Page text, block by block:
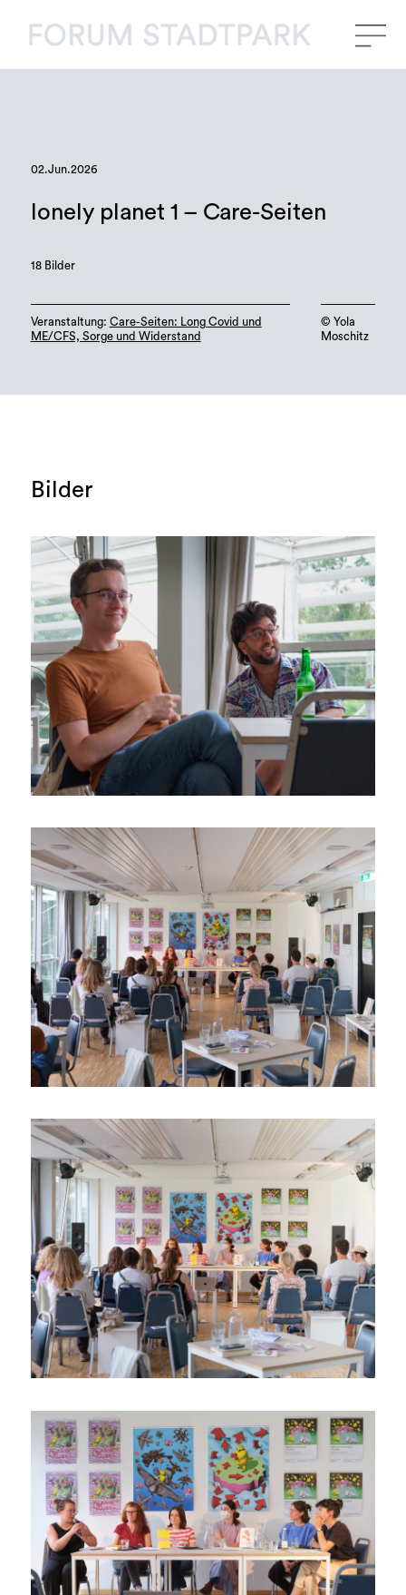
02.Jun.2026
lonely planet 1 – Care-Seiten
18 Bilder
Veranstaltung: Care-Seiten: Long Covid und
ME/CFS, Sorge und Widerstand
©️ Yola
Moschitz
Bilder